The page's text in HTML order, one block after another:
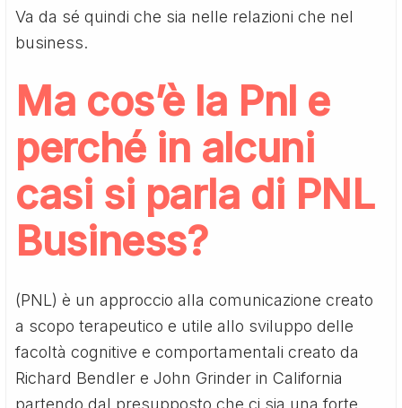
Va da sé quindi che sia nelle relazioni che nel
business.
Ma cos’è la Pnl e
perché in alcuni
casi si parla di PNL
Business?
(PNL) è un approccio alla comunicazione creato
a scopo terapeutico e utile allo sviluppo delle
facoltà cognitive e comportamentali creato da
Richard Bendler e John Grinder in California
partendo dal presupposto che ci sia una forte